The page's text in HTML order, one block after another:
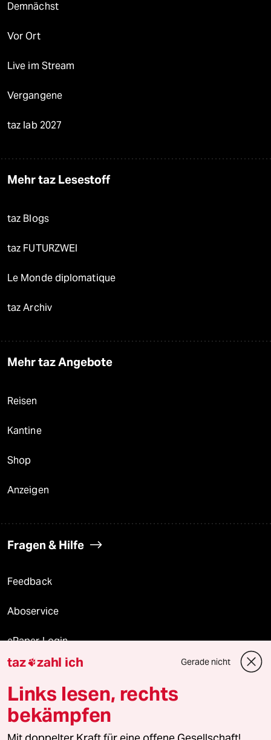
Demnächst
Vor Ort
Live im Stream
Vergangene
taz lab 2027
Mehr taz Lesestoff
taz Blogs
taz FUTURZWEI
Le Monde diplomatique
taz Archiv
Mehr taz Angebote
Reisen
Kantine
Shop
Anzeigen
Fragen & Hilfe
Feedback
Aboservice
ePaper Login
Downloads für Abonnierende
© 2026 taz Verlags und Vertriebs GmbH
Alle Rechte vorbehalten. Bei rechtlichen Fragen oder für Genehmigungen
taz zahl ich Gerade nicht
Links lesen, rechts
bekämpfen